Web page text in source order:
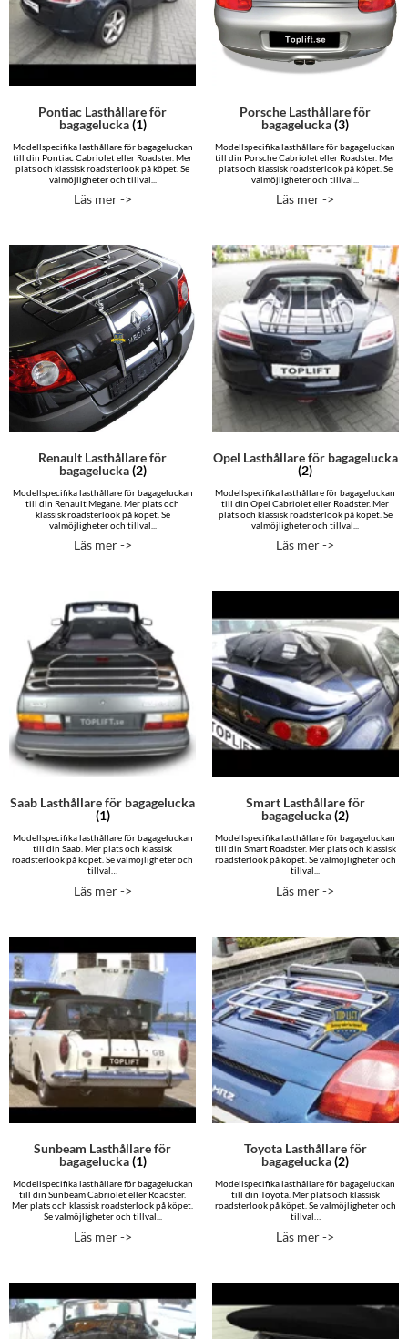
Pontiac Lasthållare för
bagagelucka(1)
Modellspecifika lasthållare för bagageluckan
till din Pontiac Cabriolet eller Roadster. Mer
plats och klassisk roadsterlook på köpet. Se
valmöjligheter och tillval...
Läs mer ->
Porsche Lasthållare för
bagagelucka(3)
Modellspecifika lasthållare för bagageluckan
till din Porsche Cabriolet eller Roadster. Mer
plats och klassisk roadsterlook på köpet. Se
valmöjligheter och tillval...
Läs mer ->
Renault Lasthållare för
bagagelucka(2)
Modellspecifika lasthållare för bagageluckan
till din Renault Megane. Mer plats och
klassisk roadsterlook på köpet. Se
valmöjligheter och tillval...
Läs mer ->
Opel Lasthållare för bagagelucka
(2)
Modellspecifika lasthållare för bagageluckan
till din Opel Cabriolet eller Roadster. Mer
plats och klassisk roadsterlook på köpet. Se
valmöjligheter och tillval...
Läs mer ->
Saab Lasthållare för bagagelucka
(1)
Modellspecifika lasthållare för bagageluckan
till din Saab. Mer plats och klassisk
roadsterlook på köpet. Se valmöjligheter och
tillval…
Läs mer ->
Smart Lasthållare för
bagagelucka(2)
Modellspecifika lasthållare för bagageluckan
till din Smart Roadster. Mer plats och klassisk
roadsterlook på köpet. Se valmöjligheter och
tillval...
Läs mer ->
Sunbeam Lasthållare för
bagagelucka(1)
Modellspecifika lasthållare för bagageluckan
till din Sunbeam Cabriolet eller Roadster.
Mer plats och klassisk roadsterlook på köpet.
Se valmöjligheter och tillval...
Läs mer ->
Toyota Lasthållare för
bagagelucka(2)
Modellspecifika lasthållare för bagageluckan
till din Toyota. Mer plats och klassisk
roadsterlook på köpet. Se valmöjligheter och
tillval…
Läs mer ->